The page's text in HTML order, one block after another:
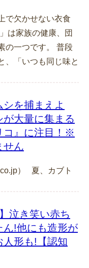
で欠かせない衣食
は家族の健康、団
の一つです。 普段
、「いつも同じ味と
を捕まえよ
が大量に集まる
コ』に注目！※
せん
） 夏、カブト
泣き笑い赤ち
ん!他にも造形が
人形も!【認知